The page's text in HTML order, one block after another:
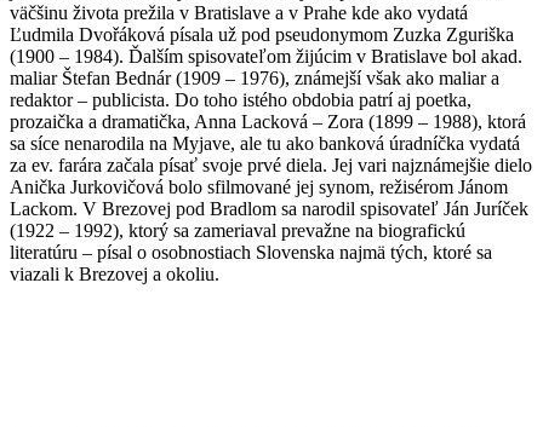
väčšinu života prežila v Bratislave a v Prahe kde ako vydatá
Ľudmila Dvořáková písala už pod pseudonymom Zuzka Zguriška
(1900 – 1984). Ďalším spisovateľom žijúcim v Bratislave bol akad.
maliar Štefan Bednár (1909 – 1976), známejší však ako maliar a
redaktor – publicista. Do toho istého obdobia patrí aj poetka,
prozaička a dramatička, Anna Lacková – Zora (1899 – 1988), ktorá
sa síce nenarodila na Myjave, ale tu ako banková úradníčka vydatá
za ev. farára začala písať svoje prvé diela. Jej vari najznámejšie dielo
Anička Jurkovičová bolo sfilmované jej synom, režisérom Jánom
Lackom. V Brezovej pod Bradlom sa narodil spisovateľ Ján Juríček
(1922 – 1992), ktorý sa zameriaval prevažne na biografickú
literatúru – písal o osobnostiach Slovenska najmä tých, ktoré sa
viazali k Brezovej a okoliu.